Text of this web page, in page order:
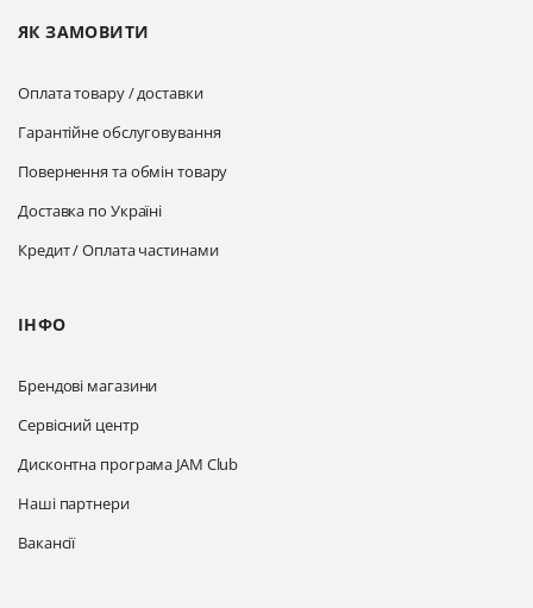
ЯК ЗАМОВИТИ
Оплата товару / доставки
Гарантійне обслуговування
Повернення та обмін товару
Доставка по Україні
Кредит / Оплата частинами
ІНФО
Брендові магазини
Сервісний центр
Дисконтна програма JAM Club
Наші партнери
Вакансії